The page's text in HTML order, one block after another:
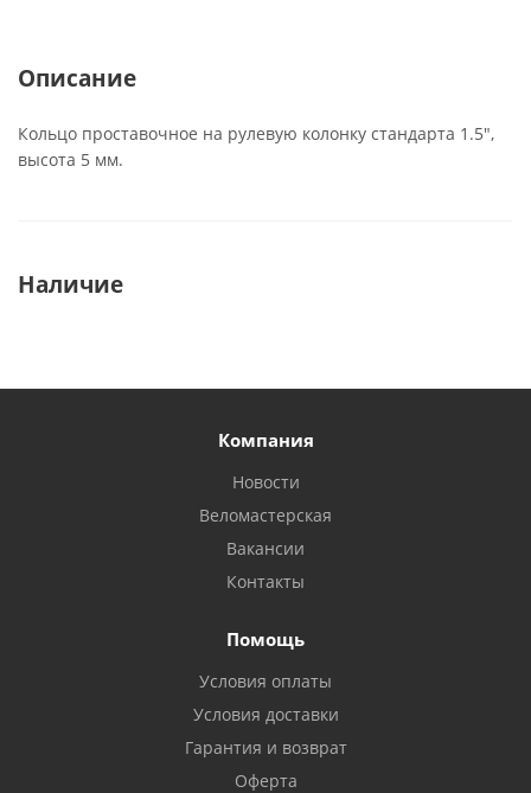
Описание
Кольцо проставочное на рулевую колонку стандарта 1.5",
высота 5 мм.
Наличие
Компания
Новости
Веломастерская
Вакансии
Контакты
Помощь
Условия оплаты
Условия доставки
Гарантия и возврат
Оферта